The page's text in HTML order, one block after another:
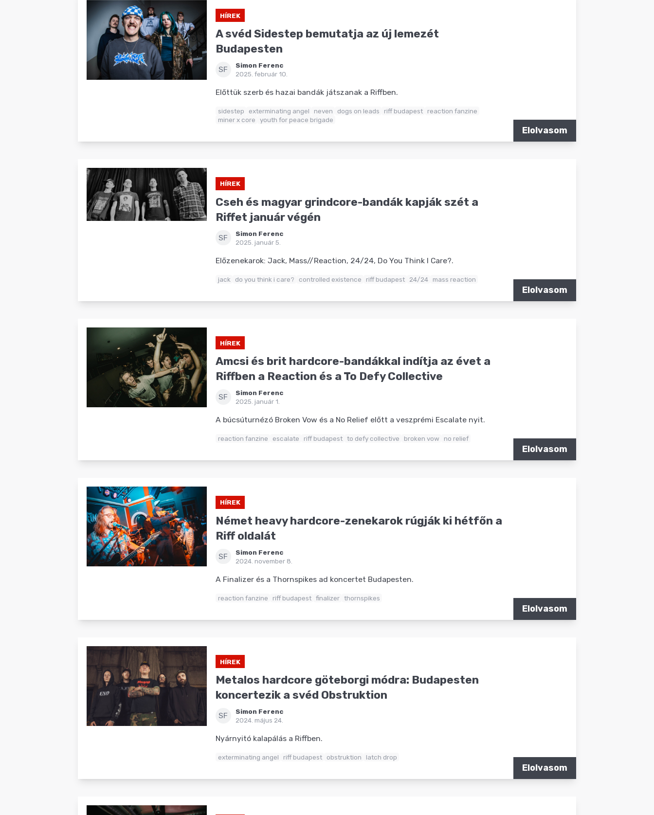
HÍREK
A svéd Sidestep bemutatja az új lemezét
Budapesten
SF
Simon Ferenc
2025. február 10.
Előttük szerb és hazai bandák játszanak a Riffben.
sidestep exterminating angel neven dogs on leads riff budapest reaction fanzine
miner x core
youth for peace brigade
Elolvasom
HÍREK
Cseh és magyar grindcore-bandák kapják szét a
Riffet január végén
SF
Simon Ferenc
2025. január 5.
Előzenekarok: Jack, Mass//Reaction, 24/24, Do You Think I Care?.
jack do you think i care? controlled existence riff budapest 24/24 mass reaction
Elolvasom
HÍREK
Amcsi és brit hardcore-bandákkal indítja az évet a
Riffben a Reaction és a To Defy Collective
SF
Simon Ferenc
2025. január 1.
A búcsúturnézó Broken Vow és a No Relief előtt a veszprémi Escalate nyit.
reaction fanzine escalate riff budapest to defy collective broken vow no relief
Elolvasom
HÍREK
Német heavy hardcore-zenekarok rúgják ki hétfőn a
Riff oldalát
SF
Simon Ferenc
2024. november 8.
A Finalizer és a Thornspikes ad koncertet Budapesten.
reaction fanzine riff budapest finalizer thornspikes
Elolvasom
HÍREK
Metalos hardcore göteborgi módra: Budapesten
koncertezik a svéd Obstruktion
SF
Simon Ferenc
2024. május 24.
Nyárnyitó kalapálás a Riffben.
exterminating angel riff budapest obstruktion latch drop
Elolvasom